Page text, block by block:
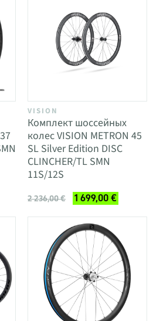
VISION
Комплект шоссейных
колес VISION METRON 45
SL Silver Edition DISC
CLINCHER/TL SMN
11S/12S
2 236,00 € 1 699,00 €